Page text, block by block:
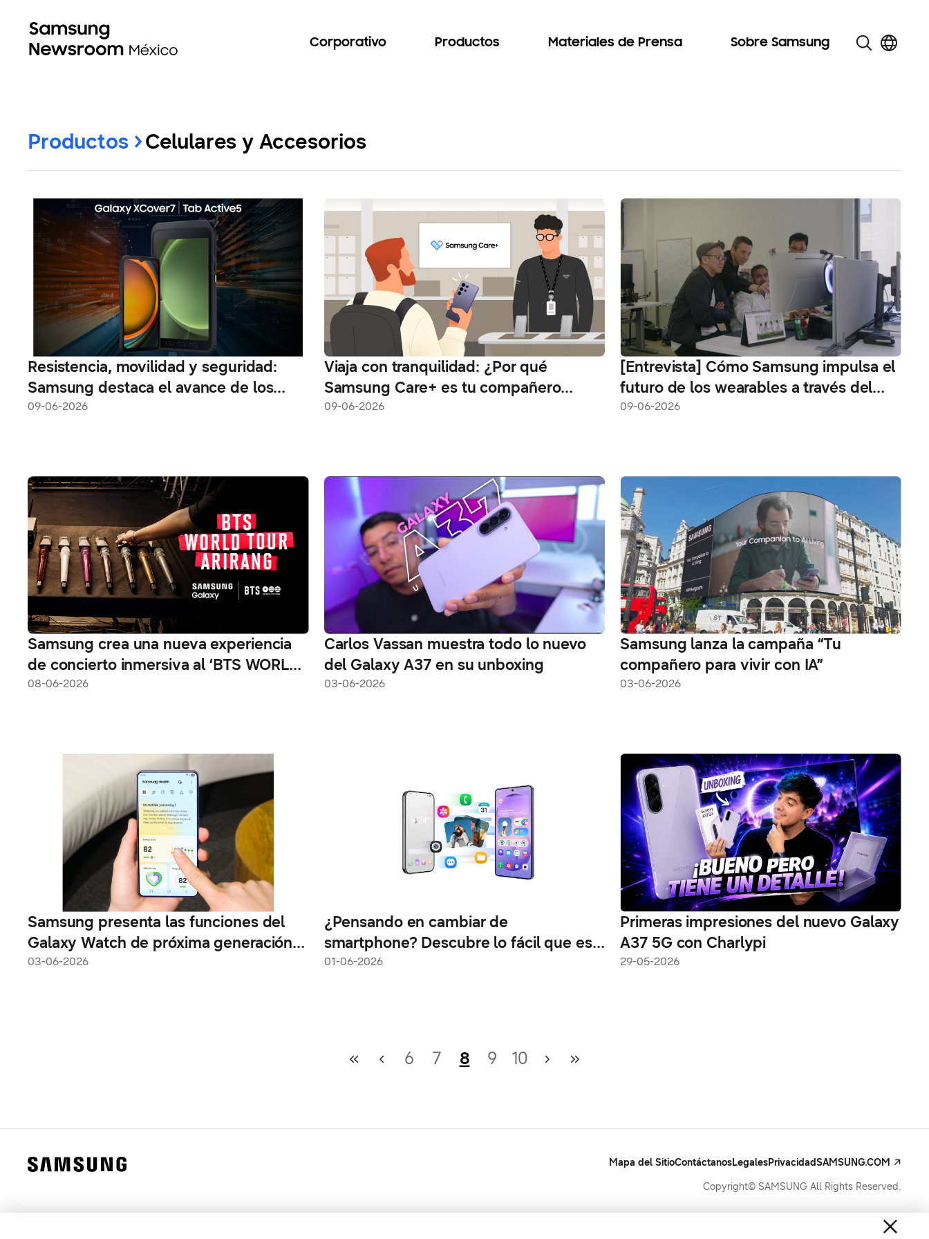
Corporativo Productos Materiales de Prensa Sobre Samsung
Productos Celulares y Accesorios
Resistencia, movilidad y seguridad:
Samsung destaca el avance de los
dispositivos robustos en operaciones
09-06-2026
Viaja con tranquilidad: ¿Por qué
Samsung Care+ es tu compañero
esencial en las vacaciones?
09-06-2026
[Entrevista] Cómo Samsung impulsa el
futuro de los wearables a través del
diseño computacional
09-06-2026
Samsung crea una nueva experiencia
de concierto inmersiva al ‘BTS WORLD
TOUR ‘ARIRANG’’ con Galaxy
08-06-2026
Carlos Vassan muestra todo lo nuevo
del Galaxy A37 en su unboxing
03-06-2026
Samsung lanza la campaña “Tu
compañero para vivir con IA”
03-06-2026
Samsung presenta las funciones del
Galaxy Watch de próxima generación
para un compañero de salud diario
03-06-2026
¿Pensando en cambiar de
smartphone? Descubre lo fácil que es
cambiar a Samsung Galaxy
01-06-2026
Primeras impresiones del nuevo Galaxy
A37 5G con Charlypi
29-05-2026
6 7 8 9 10
Mapa del SitioContáctanosLegalesPrivacidadSAMSUNG.COM
Copyright© SAMSUNG All Rights Reserved.